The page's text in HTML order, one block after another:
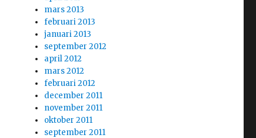
mars 2013
februari 2013
januari 2013
september 2012
april 2012
mars 2012
februari 2012
december 2011
november 2011
oktober 2011
september 2011